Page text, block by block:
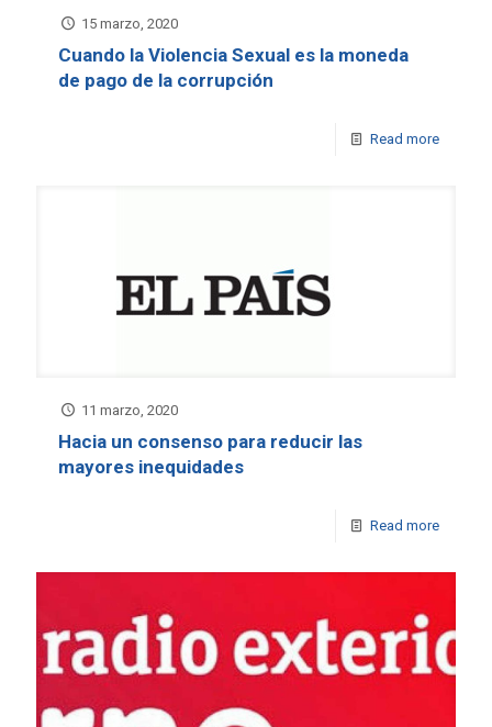
15 marzo, 2020
Cuando la Violencia Sexual es la moneda
de pago de la corrupción
Read more
11 marzo, 2020
Hacia un consenso para reducir las
mayores inequidades
Read more